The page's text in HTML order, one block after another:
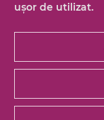
uşor de utilizat.